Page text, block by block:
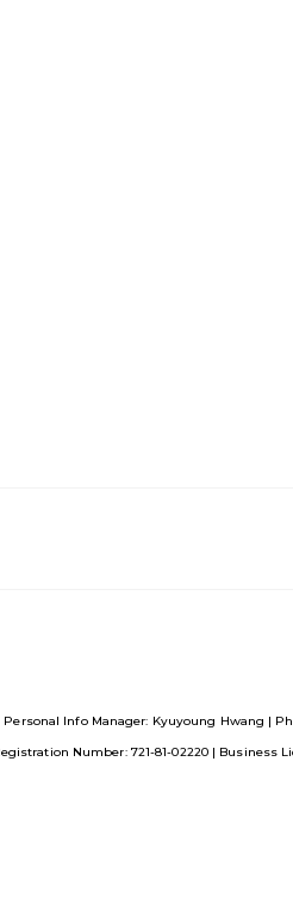
Info Manager: Kyuyoung Hwang |
Number: 721-81-02220| Business